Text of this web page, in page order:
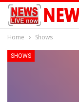
Home Shows
SHOWS